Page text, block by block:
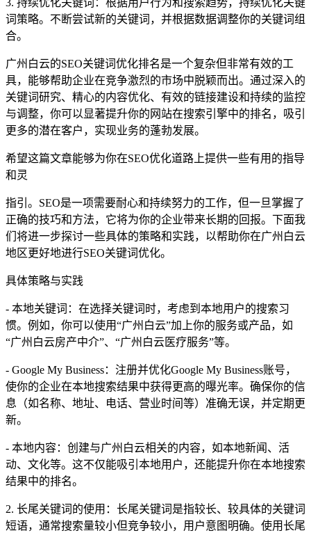
3. 持续优化关键词：根据用户行为和搜索趋势，持续优化关键
词策略。不断尝试新的关键词，并根据数据调整你的关键词组
合。
广州白云的SEO关键词优化排名是一个复杂但非常有效的工
具，能够帮助企业在竞争激烈的市场中脱颖而出。通过深入的
关键词研究、精心的内容优化、有效的链接建设和持续的监控
与调整，你可以显著提升你的网站在搜索引擎中的排名，吸引
更多的潜在客户，实现业务的蓬勃发展。
希望这篇文章能够为你在SEO优化道路上提供一些有用的指导
和灵
指引。SEO是一项需要耐心和持续努力的工作，但一旦掌握了
正确的技巧和方法，它将为你的企业带来长期的回报。下面我
们将进一步探讨一些具体的策略和实践，以帮助你在广州白云
地区更好地进行SEO关键词优化。
具体策略与实践
- 本地关键词：在选择关键词时，考虑到本地用户的搜索习
惯。例如，你可以使用“广州白云”加上你的服务或产品，如
“广州白云房产中介”、“广州白云医疗服务”等。
- Google My Business：注册并优化Google My Business账号，
使你的企业在本地搜索结果中获得更高的曝光率。确保你的信
息（如名称、地址、电话、营业时间等）准确无误，并定期更
新。
- 本地内容：创建与广州白云相关的内容，如本地新闻、活
动、文化等。这不仅能吸引本地用户，还能提升你在本地搜索
结果中的排名。
2. 长尾关键词的使用：长尾关键词是指较长、较具体的关键词
短语，通常搜索量较小但竞争较小，用户意图明确。使用长尾